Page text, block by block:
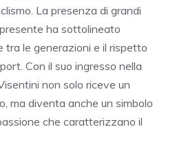
La presenza di grandi
ha sottolineato
tra le generazioni e il rispetto
Con il suo ingresso nella
non solo riceve un
ma diventa anche un simbolo
che caratterizzano il